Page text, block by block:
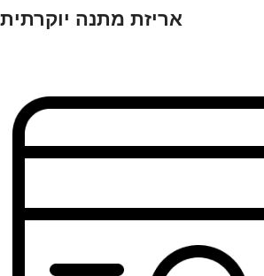
אריזת מתנה יוקרתית